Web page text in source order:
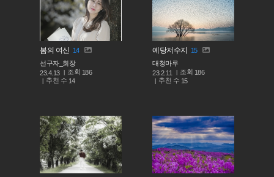
봄의 여신 14
선구자_회장
23.4.13
조회 186
추천 수 14
예당저수지 15
대청마루
23.2.11
조회 186
추천 수 15